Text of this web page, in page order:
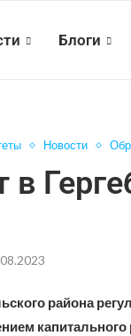
Блоги
Новости
в
района